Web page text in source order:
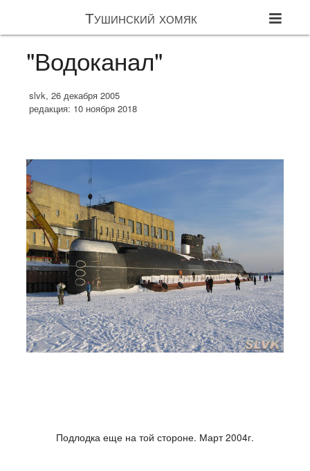
Тушинский хомяк
"Водоканал"
slvk, 26 декабря 2005
редакция: 10 ноября 2018
Подлодка еще на той стороне. Март 2004г.